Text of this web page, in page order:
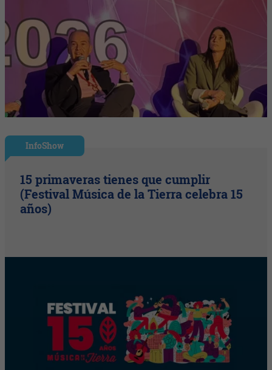
InfoShow
15 primaveras tienes que cumplir
(Festival Música de la Tierra celebra 15
años)